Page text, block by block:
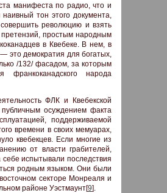
манифеста по радио, что и
тон этого документа,
революцию и взять
простым народным
в Квебеке. В нем, в
это демократия для богатых,
/132/ фасадом, за которым
франкоканадского народа
ФЛК и Квебекской
осуждением факта
поддерживаемой
времени в своих мемуарах,
квебекцев. Если многие из
от власти грабителей,
испытывали последствия
родным языком. Они были
секторе Монреаля и
районе Уэстмаунт[9].